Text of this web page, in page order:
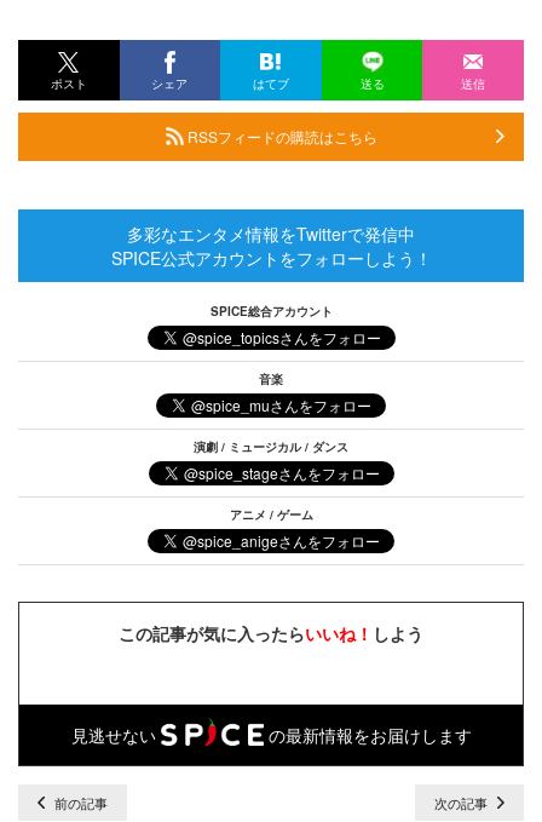
ポスト シェア はてブ 送る 送信
RSSフィードの購読はこちら
多彩なエンタメ情報をTwitterで発信中
SPICE公式アカウントをフォローしよう！
SPICE総合アカウント
音楽
演劇 / ミュージカル / ダンス
アニメ / ゲーム
この記事が気に入ったらいいね！ しよう
見逃せない の最新情報をお届けします
前の記事 次の記事